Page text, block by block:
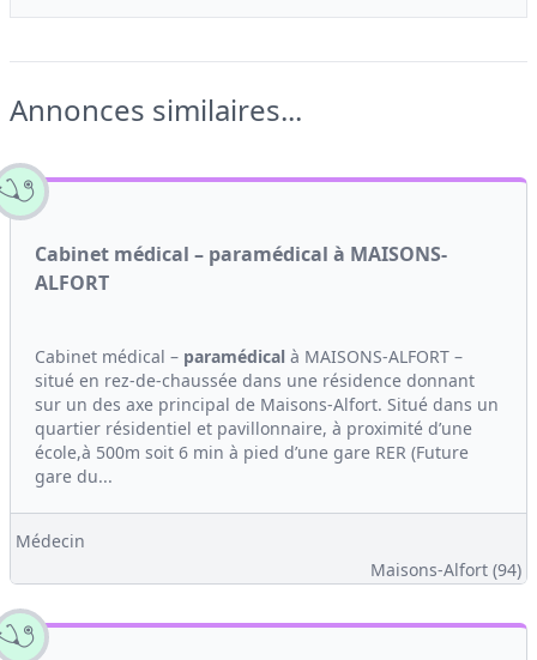
Annonces similaires...
Cabinet médical – paramédical à MAISONS-
ALFORT
Cabinet médical – paramédical à MAISONS-ALFORT –
situé en rez-de-chaussée dans une résidence donnant
sur un des axe principal de Maisons-Alfort. Situé dans un
quartier résidentiel et pavillonnaire, à proximité d’une
école,à 500m soit 6 min à pied d’une gare RER (Future
gare du...
Médecin
Maisons-Alfort (94)